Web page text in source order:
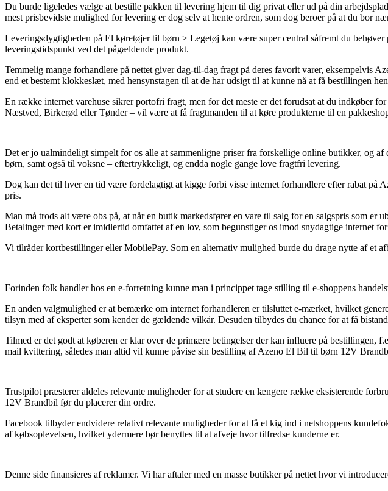
Du burde ligeledes vælge at bestille pakken til levering hjem til dig privat eller ud på din
mest prisbevidste mulighed for levering er dog selv at hente ordren, som dog beroer på at du bor
Leveringsdygtigheden på El køretøjer til børn > Legetøj kan være super central såfremt du
leveringstidspunkt ved det pågældende produkt.
Temmelig mange forhandlere på nettet giver dag-til-dag fragt på deres favorit varer,
end et bestemt klokkeslæt, med hensynstagen til at de har udsigt til at kunne nå at få bestillingen
En række internet varehuse sikrer portofri fragt, men for det meste er det forudsat at du indkøber
Næstved, Birkerød eller Tønder – vil være at få fragtmanden til at køre produkterne til en
Det er jo ualmindeligt simpelt for os alle at sammenligne priser fra forskellige online butikker, og
børn, samt også til voksne – eftertrykkeligt, og endda nogle gange love fragtfri levering.
Dog kan det til hver en tid være fordelagtigt at kigge forbi visse internet forhandlere efter rabat på
pris.
Man må trods alt være obs på, at når en butik markedsfører en vare til salg for en salgspris som
Betalinger med kort er imidlertid omfattet af en lov, som begunstiger os imod snydagtige internet
Vi tilråder kortbestillinger eller MobilePay. Som en alternativ mulighed burde du drage nytte af et
Forinden folk handler hos en e-forretning kunne man i princippet tage stilling til e-shoppens
En anden valgmulighed er at bemærke om internet forhandleren er tilsluttet e-mærket, hvilket
tilsyn med af eksperter som kender de gældende vilkår. Desuden tilbydes du chance for at få
Tilmed er det godt at køberen er klar over de primære betingelser der kan influere på bestillingen,
mail kvittering, således man altid vil kunne påvise sin bestilling af Azeno El Bil til børn 12V
Trustpilot præsterer aldeles relevante muligheder for at studere en længere række eksisterende
12V Brandbil før du placerer din ordre.
Facebook tilbyder endvidere relativt relevante muligheder for at få et kig ind i netshoppens
af købsoplevelsen, hvilket ydermere bør benyttes til at afveje hvor tilfredse kunderne er.
Denne side finansieres af reklamer. Vi har aftaler med en masse butikker på nettet hvor vi